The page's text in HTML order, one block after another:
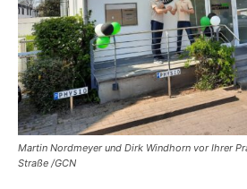
Martin Nordmeyer und Dirk Windhorn vor Ihrer
Straße /GCN